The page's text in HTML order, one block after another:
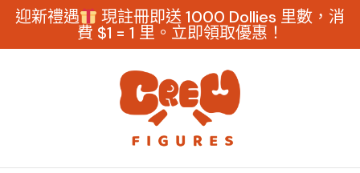
迎新禮遇 現註冊即送 1000 Dollies 里數，消
費 $1 = 1 里。立即領取優惠！